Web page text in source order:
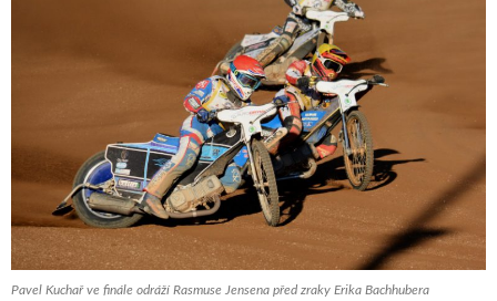
Pavel Kuchař ve finále odráží Rasmuse Jensena před zraky Erika Bachhubera